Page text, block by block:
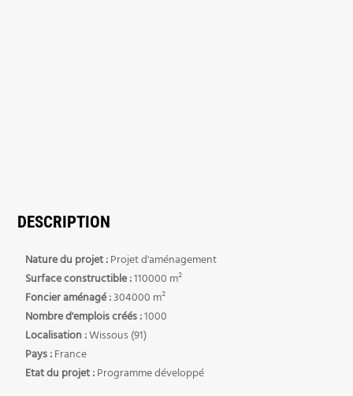
DESCRIPTION
Nature du projet :Projet d'aménagement
Surface constructible :110000 m²
Foncier aménagé :304000 m²
Nombre d'emplois créés :1000
Localisation :Wissous (91)
Pays :France
Etat du projet :Programme développé